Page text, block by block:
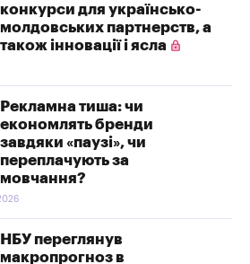
конкурси для українсько-
молдовських партнерств, а
також інновації і ясла
Рекламна тиша: чи
економлять бренди
завдяки «паузі», чи
переплачують за
мовчання?
НБУ переглянув
макропрогноз в